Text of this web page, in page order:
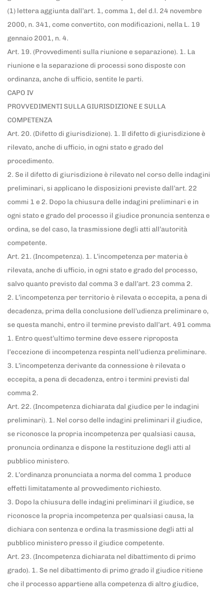
(1) lettera aggiunta dall’art. 1, comma 1, del d.l. 24 novembre
2000, n. 341, come convertito, con modificazioni, nella L. 19
gennaio 2001, n. 4.
Art. 19. (Provvedimenti sulla riunione e separazione). 1. La
riunione e la separazione di processi sono disposte con
ordinanza, anche di ufficio, sentite le parti.
CAPO IV
PROVVEDIMENTI SULLA GIURISDIZIONE E SULLA
COMPETENZA
Art. 20. (Difetto di giurisdizione). 1. Il difetto di giurisdizione è
rilevato, anche di ufficio, in ogni stato e grado del
procedimento.
2. Se il difetto di giurisdizione è rilevato nel corso delle indagini
preliminari, si applicano le disposizioni previste dall’art. 22
commi 1 e 2. Dopo la chiusura delle indagini preliminari e in
ogni stato e grado del processo il giudice pronuncia sentenza e
ordina, se del caso, la trasmissione degli atti all’autorità
competente.
Art. 21. (Incompetenza). 1. L’incompetenza per materia è
rilevata, anche di ufficio, in ogni stato e grado del processo,
salvo quanto previsto dal comma 3 e dall’art. 23 comma 2.
2. L’incompetenza per territorio è rilevata o eccepita, a pena di
decadenza, prima della conclusione dell’udienza preliminare o,
se questa manchi, entro il termine previsto dall’art. 491 comma
1. Entro quest’ultimo termine deve essere riproposta
l’eccezione di incompetenza respinta nell’udienza preliminare.
3. L’incompetenza derivante da connessione è rilevata o
eccepita, a pena di decadenza, entro i termini previsti dal
comma 2.
Art. 22. (Incompetenza dichiarata dal giudice per le indagini
preliminari). 1. Nel corso delle indagini preliminari il giudice,
se riconosce la propria incompetenza per qualsiasi causa,
pronuncia ordinanza e dispone la restituzione degli atti al
pubblico ministero.
2. L’ordinanza pronunciata a norma del comma 1 produce
effetti limitatamente al provvedimento richiesto.
3. Dopo la chiusura delle indagini preliminari il giudice, se
riconosce la propria incompetenza per qualsiasi causa, la
dichiara con sentenza e ordina la trasmissione degli atti al
pubblico ministero presso il giudice competente.
Art. 23. (Incompetenza dichiarata nel dibattimento di primo
grado). 1. Se nel dibattimento di primo grado il giudice ritiene
che il processo appartiene alla competenza di altro giudice,